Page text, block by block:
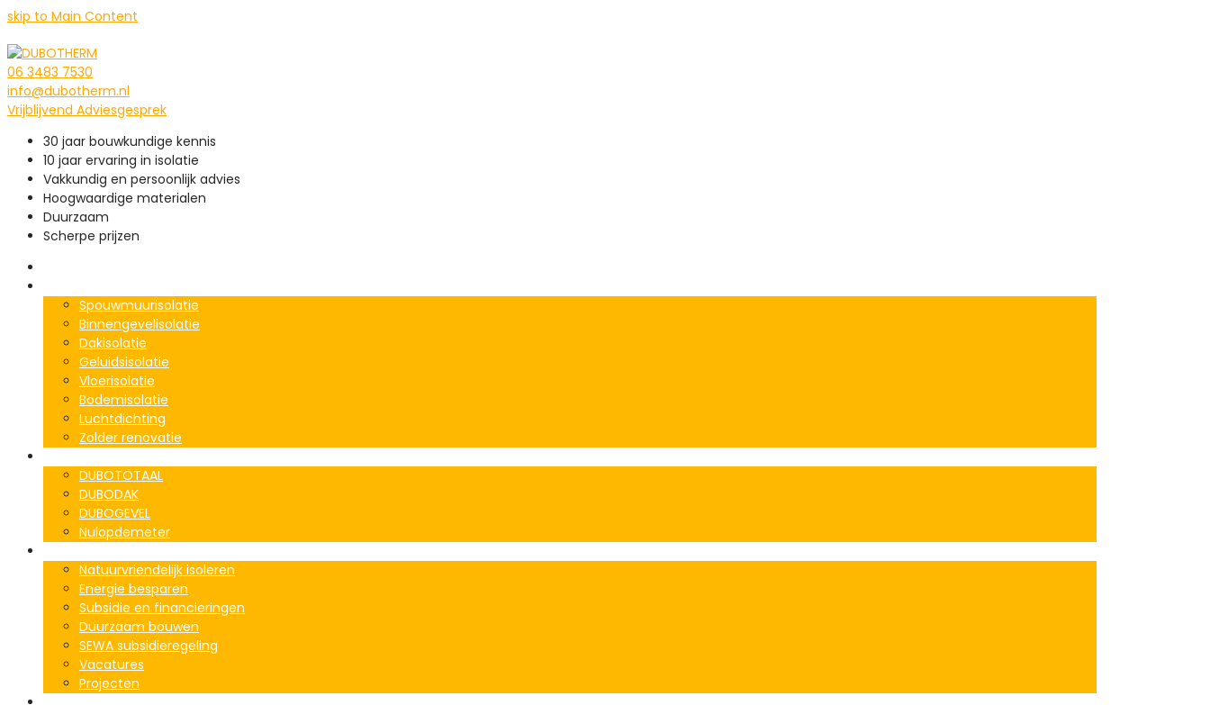
skip to Main Content
06 3483 7530
info@dubotherm.nl
Vrijblijvend Adviesgesprek
30 jaar bouwkundige kennis
10 jaar ervaring in isolatie
Vakkundig en persoonlijk advies
Hoogwaardige materialen
Duurzaam
Scherpe prijzen
Spouwmuurisolatie
Binnengevelisolatie
Dakisolatie
Geluidsisolatie
Vloerisolatie
Bodemisolatie
Luchtdichting
Zolder renovatie
DUBOTOTAAL
DUBODAK
DUBOGEVEL
Nulopdemeter
Natuurvriendelijk isoleren
Energie besparen
Subsidie en financieringen
Duurzaam bouwen
SEWA subsidieregeling
Vacatures
Projecten